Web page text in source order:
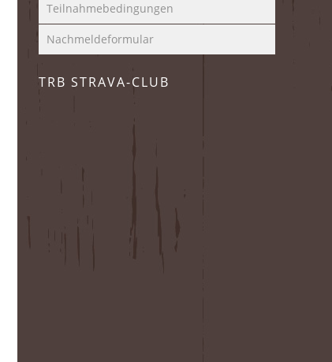
Teilnahmebedingungen
Nachmeldeformular
TRB STRAVA-CLUB